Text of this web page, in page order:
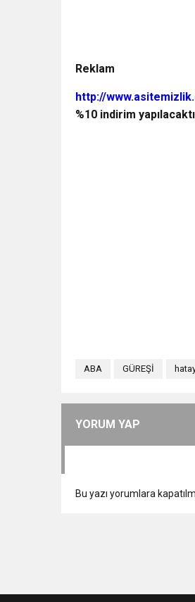
Reklam
http://
%10 indirim
ABA GÜREŞİ
YORUM YAP
Bu yazı yorumlara